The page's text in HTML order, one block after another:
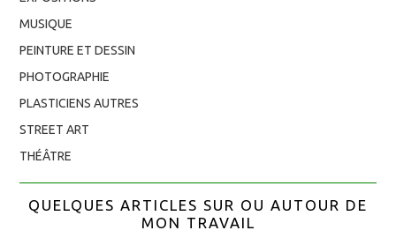
MUSIQUE
PEINTURE ET DESSIN
PHOTOGRAPHIE
PLASTICIENS AUTRES
STREET ART
THÉÂTRE
QUELQUES ARTICLES SUR OU AUTOUR DE
MON TRAVAIL